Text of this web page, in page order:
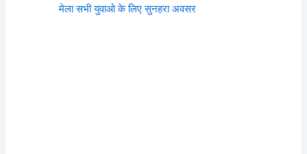
मेला सभी युवाओ के लिए सुनहरा अवसर